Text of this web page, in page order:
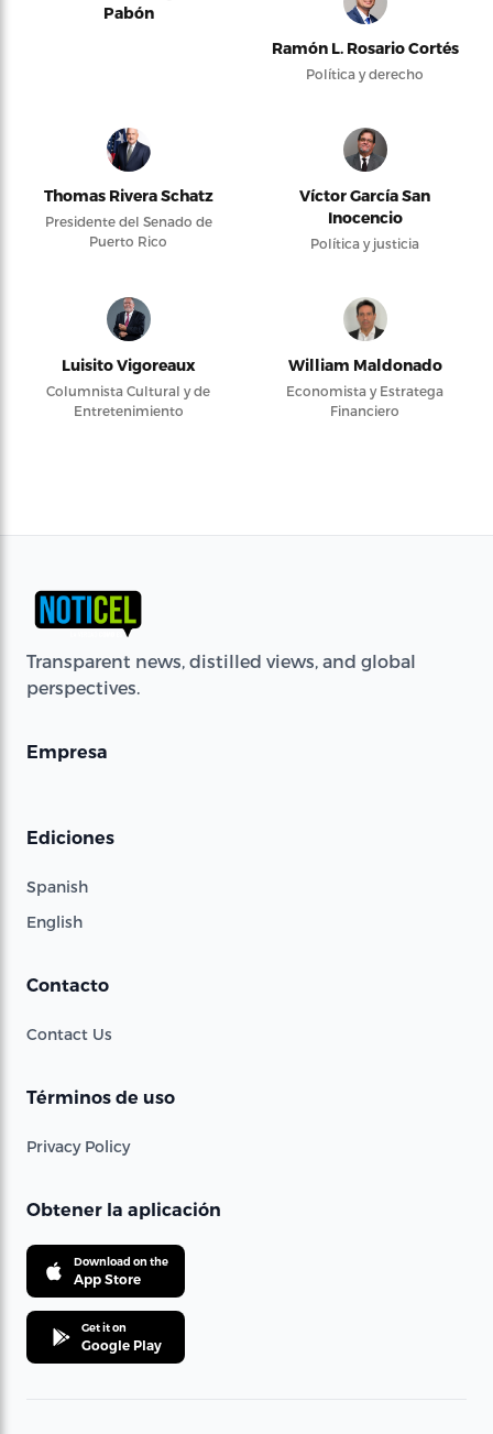
Pabón
Ramón L. Rosario Cortés
Política y derecho
Thomas Rivera Schatz
Presidente del Senado de
Puerto Rico
Víctor García San
Inocencio
Política y justicia
Luisito Vigoreaux
Columnista Cultural y de
Entretenimiento
William Maldonado
Economista y Estratega
Financiero
Transparent news, distilled views, and global
perspectives.
Empresa
Ediciones
Spanish
English
Contacto
Contact Us
Términos de uso
Privacy Policy
Obtener la aplicación
Download on the
App Store
Get it on
Google Play